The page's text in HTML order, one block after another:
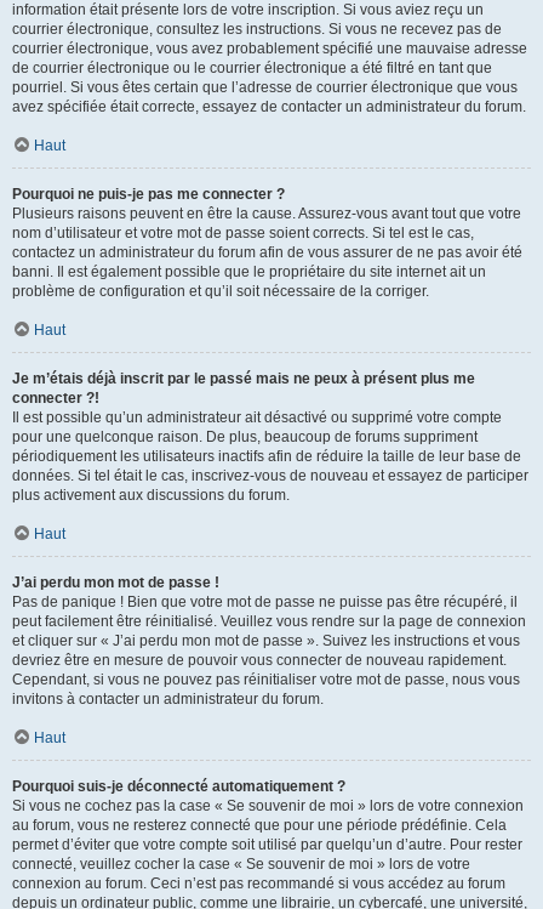
information était présente lors de votre inscription. Si vous aviez reçu un
courrier électronique, consultez les instructions. Si vous ne recevez pas de
courrier électronique, vous avez probablement spécifié une mauvaise adresse
de courrier électronique ou le courrier électronique a été filtré en tant que
pourriel. Si vous êtes certain que l’adresse de courrier électronique que vous
avez spécifiée était correcte, essayez de contacter un administrateur du forum.
Haut
Pourquoi ne puis-je pas me connecter ?
Plusieurs raisons peuvent en être la cause. Assurez-vous avant tout que votre
nom d’utilisateur et votre mot de passe soient corrects. Si tel est le cas,
contactez un administrateur du forum afin de vous assurer de ne pas avoir été
banni. Il est également possible que le propriétaire du site internet ait un
problème de configuration et qu’il soit nécessaire de la corriger.
Haut
Je m’étais déjà inscrit par le passé mais ne peux à présent plus me
connecter ?!
Il est possible qu’un administrateur ait désactivé ou supprimé votre compte
pour une quelconque raison. De plus, beaucoup de forums suppriment
périodiquement les utilisateurs inactifs afin de réduire la taille de leur base de
données. Si tel était le cas, inscrivez-vous de nouveau et essayez de participer
plus activement aux discussions du forum.
Haut
J’ai perdu mon mot de passe !
Pas de panique ! Bien que votre mot de passe ne puisse pas être récupéré, il
peut facilement être réinitialisé. Veuillez vous rendre sur la page de connexion
et cliquer sur « J’ai perdu mon mot de passe ». Suivez les instructions et vous
devriez être en mesure de pouvoir vous connecter de nouveau rapidement.
Cependant, si vous ne pouvez pas réinitialiser votre mot de passe, nous vous
invitons à contacter un administrateur du forum.
Haut
Pourquoi suis-je déconnecté automatiquement ?
Si vous ne cochez pas la case « Se souvenir de moi » lors de votre connexion
au forum, vous ne resterez connecté que pour une période prédéfinie. Cela
permet d’éviter que votre compte soit utilisé par quelqu’un d’autre. Pour rester
connecté, veuillez cocher la case « Se souvenir de moi » lors de votre
connexion au forum. Ceci n’est pas recommandé si vous accédez au forum
depuis un ordinateur public, comme une librairie, un cybercafé, une université,